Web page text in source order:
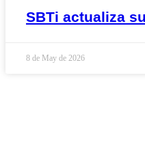
SBTi actualiza
8 de May de 2026